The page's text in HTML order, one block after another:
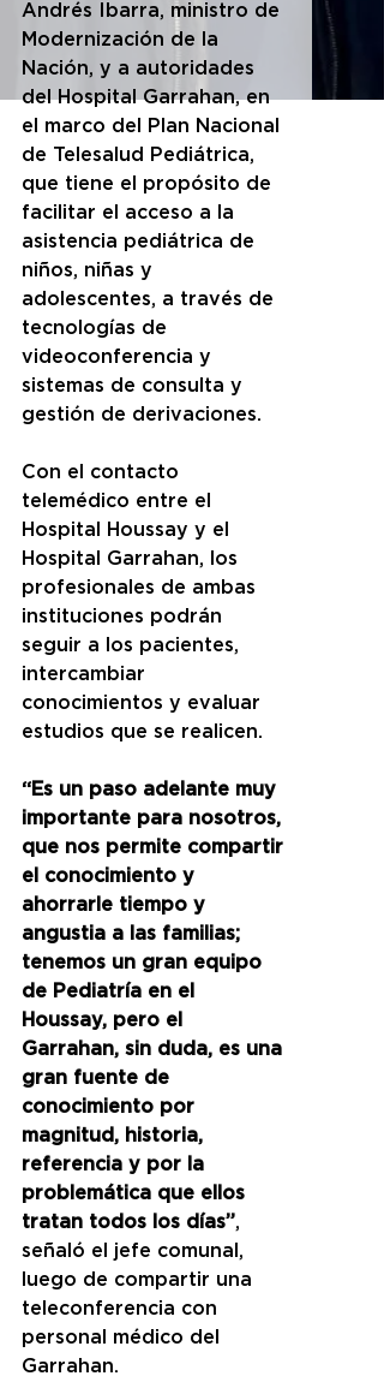
Andrés Ibarra, ministro de
Modernización de la
Nación, y a autoridades
del Hospital Garrahan, en
el marco del Plan Nacional
de Telesalud Pediátrica,
que tiene el propósito de
facilitar el acceso a la
asistencia pediátrica de
niños, niñas y
adolescentes, a través de
tecnologías de
videoconferencia y
sistemas de consulta y
gestión de derivaciones.
Con el contacto
telemédico entre el
Hospital Houssay y el
Hospital Garrahan, los
profesionales de ambas
instituciones podrán
seguir a los pacientes,
intercambiar
conocimientos y evaluar
estudios que se realicen.
“Es un paso adelante muy
importante para nosotros,
que nos permite compartir
el conocimiento y
ahorrarle tiempo y
angustia a las familias;
tenemos un gran equipo
de Pediatría en el
Houssay, pero el
Garrahan, sin duda, es una
gran fuente de
conocimiento por
magnitud, historia,
referencia y por la
problemática que ellos
tratan todos los días”,
señaló el jefe comunal,
luego de compartir una
teleconferencia con
personal médico del
Garrahan.